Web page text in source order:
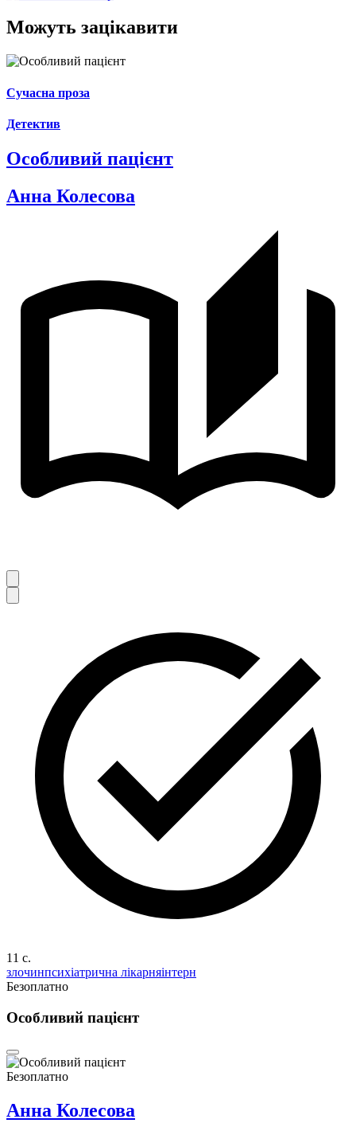
Можуть зацікавити
Сучасна проза
Детектив
Особливий пацієнт
Анна Колесова
11 c.
злочинпсихіатрична лікарняінтерн
Безоплатно
Особливий пацієнт
Безоплатно
Анна Колесова